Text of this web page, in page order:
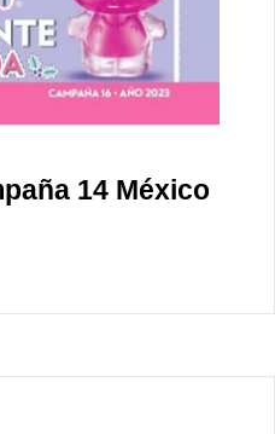
14 México